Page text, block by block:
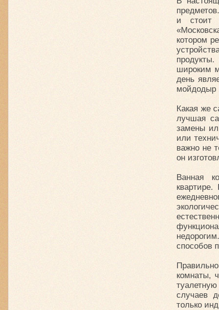
и стоит
котором
широким
день
мойдодыр
Какая же
лучшая
замены
или
важно не
он
Ванная
квартире.
способов
комнаты,
случаев
только